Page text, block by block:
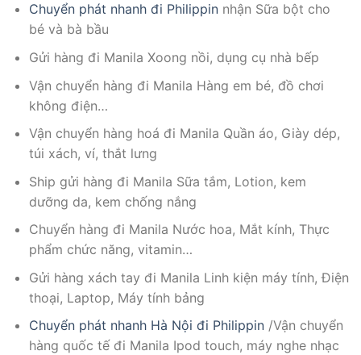
Chuyển phát nhanh đi Philippinnhận Sữa bột cho
bé và bà bầu
Gửi hàng đi Manila Xoong nồi, dụng cụ nhà bếp
Vận chuyển hàng đi Manila Hàng em bé, đồ chơi
không điện…
Vận chuyển hàng hoá đi Manila Quần áo, Giày dép,
túi xách, ví, thắt lưng
Ship gửi hàng đi Manila Sữa tắm, Lotion, kem
dưỡng da, kem chống nắng
Chuyển hàng đi Manila Nước hoa, Mắt kính, Thực
phẩm chức năng, vitamin…
Gửi hàng xách tay đi Manila Linh kiện máy tính, Điện
thoại, Laptop, Máy tính bảng
Chuyển phát nhanh Hà Nội đi Philippin/Vận chuyển
hàng quốc tế đi Manila Ipod touch, máy nghe nhạc